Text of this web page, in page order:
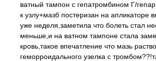
ватный тампон с гепатромбином Г/
к узлу+мазб постеризан на апликаторе
уже неделя,заметила что болеть стал
меньше,и на ватном тампоне стала
кровь,такое впечатление что мазь
геморроидального узелка с